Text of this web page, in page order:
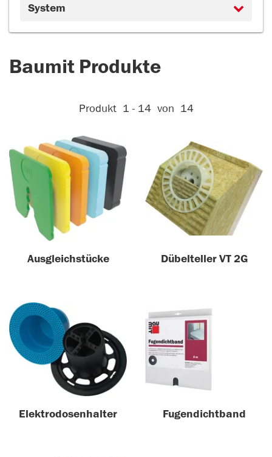
System
Baumit Produkte
Aktive Filter:
Produkt 1 - 14 von 14
Ausgleichstücke Dübelteller VT 2G
Elektrodosenhalter Fugendichtband